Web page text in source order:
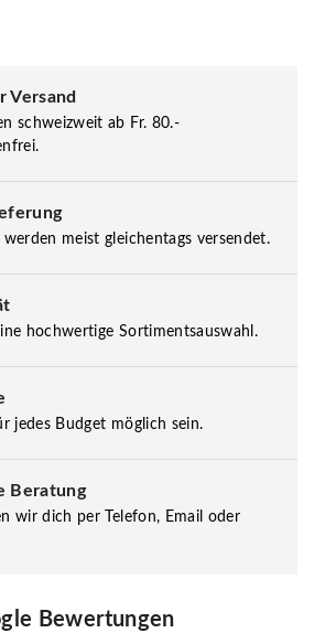
Versand
schweizweit ab Fr. 80.-
werden meist gleichentags versendet.
hochwertige Sortimentsauswahl.
jedes Budget möglich sein.
Beratung
wir dich per Telefon, Email oder
Bewertungen